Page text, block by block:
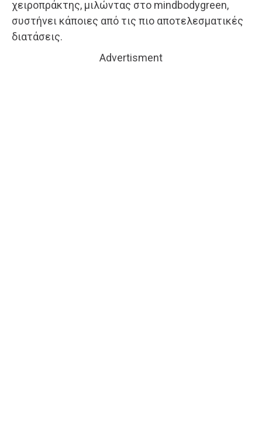
χειροπράκτης, μιλώντας στο mindbodygreen,
συστήνει κάποιες από τις πιο αποτελεσματικές
διατάσεις.
Advertisment